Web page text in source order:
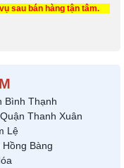
sau bán hàng tận tâm.
Bình Thạnh
Thanh Xuân
Lệ
Bàng